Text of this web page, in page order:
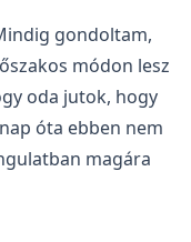
gondoltam,
módon lesz
oda jutok, hogy
óta ebben nem
magára